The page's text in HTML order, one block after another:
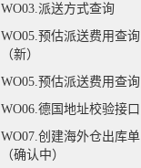
WO03.派送方式查询
WO05.预估派送费用查询
（新）
WO05.预估派送费用查询
WO06.德国地址校验接口
WO07.创建海外仓出库单
（确认中）